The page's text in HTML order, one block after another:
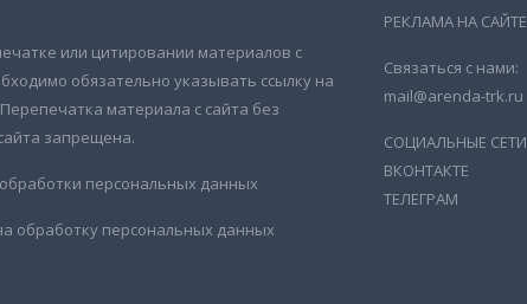
или цитировании материалов с
обязательно указывать ссылку на
материала с сайта без
запрещена.
персональных данных
обработку персональных данных
РЕКЛАМА НА САЙТЕ
Связаться с нами:
mail@arenda-trk.ru
СОЦИАЛЬНЫЕ СЕТИ
ВКОНТАКТЕ
ТЕЛЕГРАМ